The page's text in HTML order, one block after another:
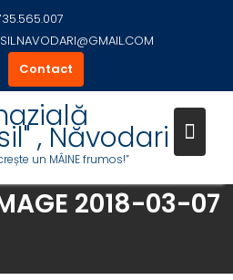
Contact
, Năvodari
un MÂINE frumos!”
2018-03-07